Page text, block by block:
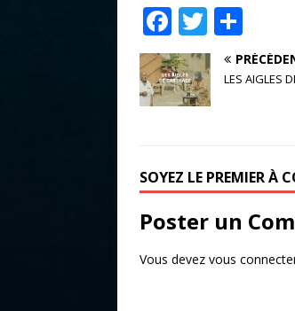
F
a
c
e
o
o
k
T
w
it
te
ar
ta
r
LES AIGLES
SOYEZ LE PREMIER À
Poster un
Vous devez vous